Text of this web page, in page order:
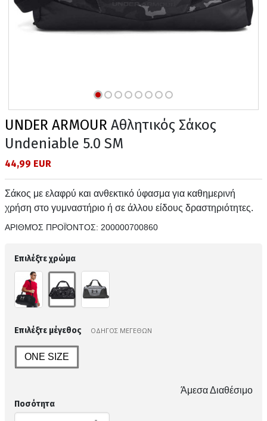
UNDER ARMOUR Αθλητικός Σάκος
Undeniable 5.0 SM
44,99 EUR
Σάκος με ελαφρύ και ανθεκτικό ύφασμα για καθημερινή
χρήση στο γυμναστήριο ή σε άλλου είδους δραστηριότητες.
ΑΡΙΘΜΌΣ ΠΡΟΪΌΝΤΟΣ: 200000700860
Επιλέξτε χρώμα
Επιλέξτε μέγεθος ΟΔΗΓΟΣ ΜΕΓΕΘΩΝ
ONE SIZE
Άμεσα Διαθέσιμο
Ποσότητα